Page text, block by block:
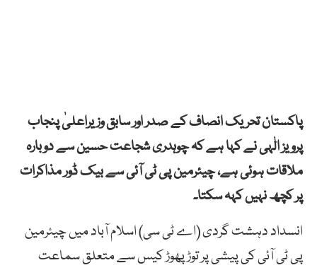
پاکستان تحریک انصاف کے صدر اور سابق وزیراعلیٰ پنجاب
پرویز الٰہی نے کہا ہے کہ چوہدری شجاعت حسین سے دوبارہ
ملاقات ہوئی ہے، چیئرمین پی ٹی آئی سے بیک ڈور مذاکرات
پر کچھ نہیں کہہ سکتا۔
انسداد دہشت گردی (اے ٹی سی) اسلام آباد میں چیئرمین
پی ٹی آئی کی پیشی پر توڑ پھوڑ کیس سے متعلق سماعت